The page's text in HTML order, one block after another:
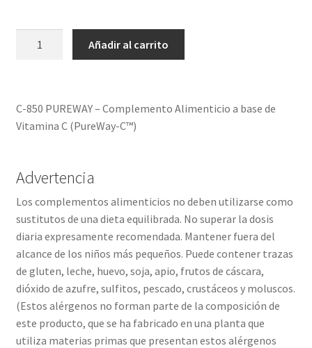
Añadir al carrito
C-850 PUREWAY – Complemento Alimenticio a base de
Vitamina C (PureWay-C™)
Advertencia
Los complementos alimenticios no deben utilizarse como
sustitutos de una dieta equilibrada. No superar la dosis
diaria expresamente recomendada. Mantener fuera del
alcance de los niños más pequeños. Puede contener trazas
de gluten, leche, huevo, soja, apio, frutos de cáscara,
dióxido de azufre, sulfitos, pescado, crustáceos y moluscos.
(Estos alérgenos no forman parte de la composición de
este producto, que se ha fabricado en una planta que
utiliza materias primas que presentan estos alérgenos